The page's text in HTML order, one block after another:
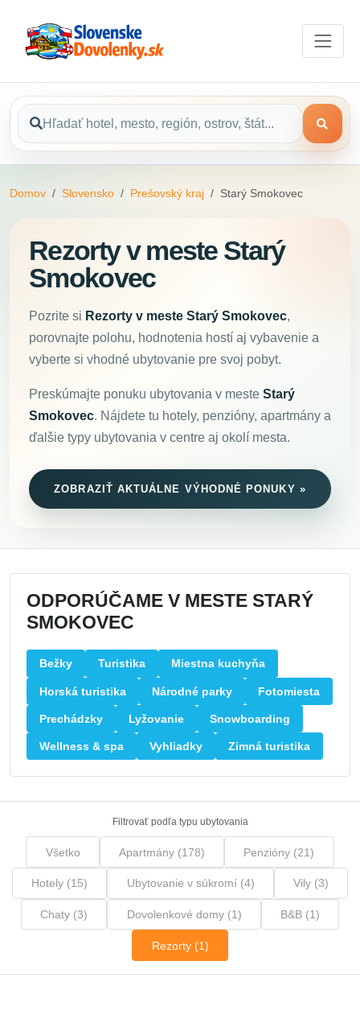
Domov Slovensko Prešovský kraj Starý Smokovec
Rezorty v meste Starý
Smokovec
Pozrite si Rezorty v meste Starý Smokovec,
porovnajte polohu, hodnotenia hostí aj vybavenie a
vyberte si vhodné ubytovanie pre svoj pobyt.
Preskúmajte ponuku ubytovania v meste Starý
Smokovec. Nájdete tu hotely, penzióny, apartmány a
ďalšie typy ubytovania v centre aj okolí mesta.
ZOBRAZIŤ AKTUÁLNE VÝHODNÉ PONUKY »
ODPORÚČAME V MESTE STARÝ
SMOKOVEC
Bežky Turistika Miestna kuchyňa
Horská turistika Národné parky Fotomiesta
Prechádzky Lyžovanie Snowboarding
Wellness & spa Vyhliadky Zimná turistika
Filtrovať podľa typu ubytovania
Všetko Apartmány (178) Penzióny (21)
Hotely (15) Ubytovanie v súkromí (4) Vily (3)
Chaty (3) Dovolenkové domy (1) B&B (1)
Rezorty (1)